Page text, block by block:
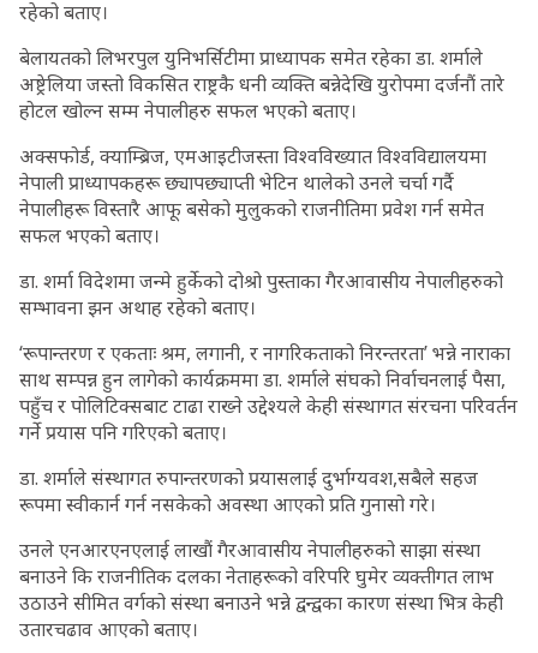
रहेको बताए।
बेलायतको लिभरपुल युनिभर्सिटीमा प्राध्यापक समेत रहेका डा. शर्माले
अष्ट्रेलिया जस्तो विकसित राष्ट्रकै धनी व्यक्ति बन्नेदेखि युरोपमा दर्जनौं तारे
होटल खोल्न सम्म नेपालीहरु सफल भएको बताए।
अक्सफोर्ड, क्याम्ब्रिज, एमआइटीजस्ता विश्वविख्यात विश्वविद्यालयमा
नेपाली प्राध्यापकहरू छ्यापछ्याप्ती भेटिन थालेको उनले चर्चा गर्दै
नेपालीहरू विस्तारै आफू बसेको मुलुकको राजनीतिमा प्रवेश गर्न समेत
सफल भएको बताए।
डा. शर्मा विदेशमा जन्मे हुर्केको दोश्रो पुस्ताका गैरआवासीय नेपालीहरुको
सम्भावना झन अथाह रहेको बताए।
‘रूपान्तरण र एकताः श्रम, लगानी, र नागरिकताको निरन्तरता’ भन्ने नाराका
साथ सम्पन्न हुन लागेको कार्यक्रममा डा. शर्माले संघको निर्वाचनलाई पैसा,
पहुँच र पोलिटिक्सबाट टाढा राख्ने उद्देश्यले केही संस्थागत संरचना परिवर्तन
गर्ने प्रयास पनि गरिएको बताए।
डा. शर्माले संस्थागत रुपान्तरणको प्रयासलाई दुर्भाग्यवश,सबैले सहज
रूपमा स्वीकार्न गर्न नसकेको अवस्था आएको प्रति गुनासो गरे।
उनले एनआरएनएलाई लाखौं गैरआवासीय नेपालीहरुको साझा संस्था
बनाउने कि राजनीतिक दलका नेताहरूको वरिपरि घुमेर व्यक्तीगत लाभ
उठाउने सीमित वर्गको संस्था बनाउने भन्ने द्वन्द्वका कारण संस्था भित्र केही
उतारचढाव आएको बताए।